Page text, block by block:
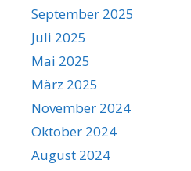
September 2025
Juli 2025
Mai 2025
März 2025
November 2024
Oktober 2024
August 2024